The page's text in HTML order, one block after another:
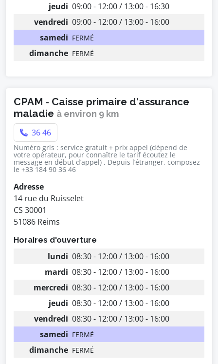
jeudi 09:00 - 12:00 / 13:00 - 16:30
vendredi 09:00 - 12:00 / 13:00 - 16:00
samedi FERMÉ
dimanche FERMÉ
CPAM - Caisse primaire d'assurance
maladie à environ 9 km
36 46
Numéro gris : service gratuit + prix appel (dépend de
votre opérateur, pour connaître le tarif écoutez le
message en début d’appel) , Depuis l’étranger, composez
le +33 184 90 36 46
Adresse
14 rue du Ruisselet
CS 30001
51086 Reims
Horaires d'ouverture
lundi 08:30 - 12:00 / 13:00 - 16:00
mardi 08:30 - 12:00 / 13:00 - 16:00
mercredi 08:30 - 12:00 / 13:00 - 16:00
jeudi 08:30 - 12:00 / 13:00 - 16:00
vendredi 08:30 - 12:00 / 13:00 - 16:00
samedi FERMÉ
dimanche FERMÉ